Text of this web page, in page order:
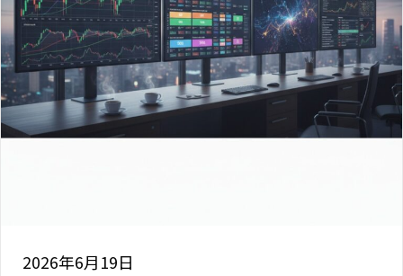
2026年6月19日